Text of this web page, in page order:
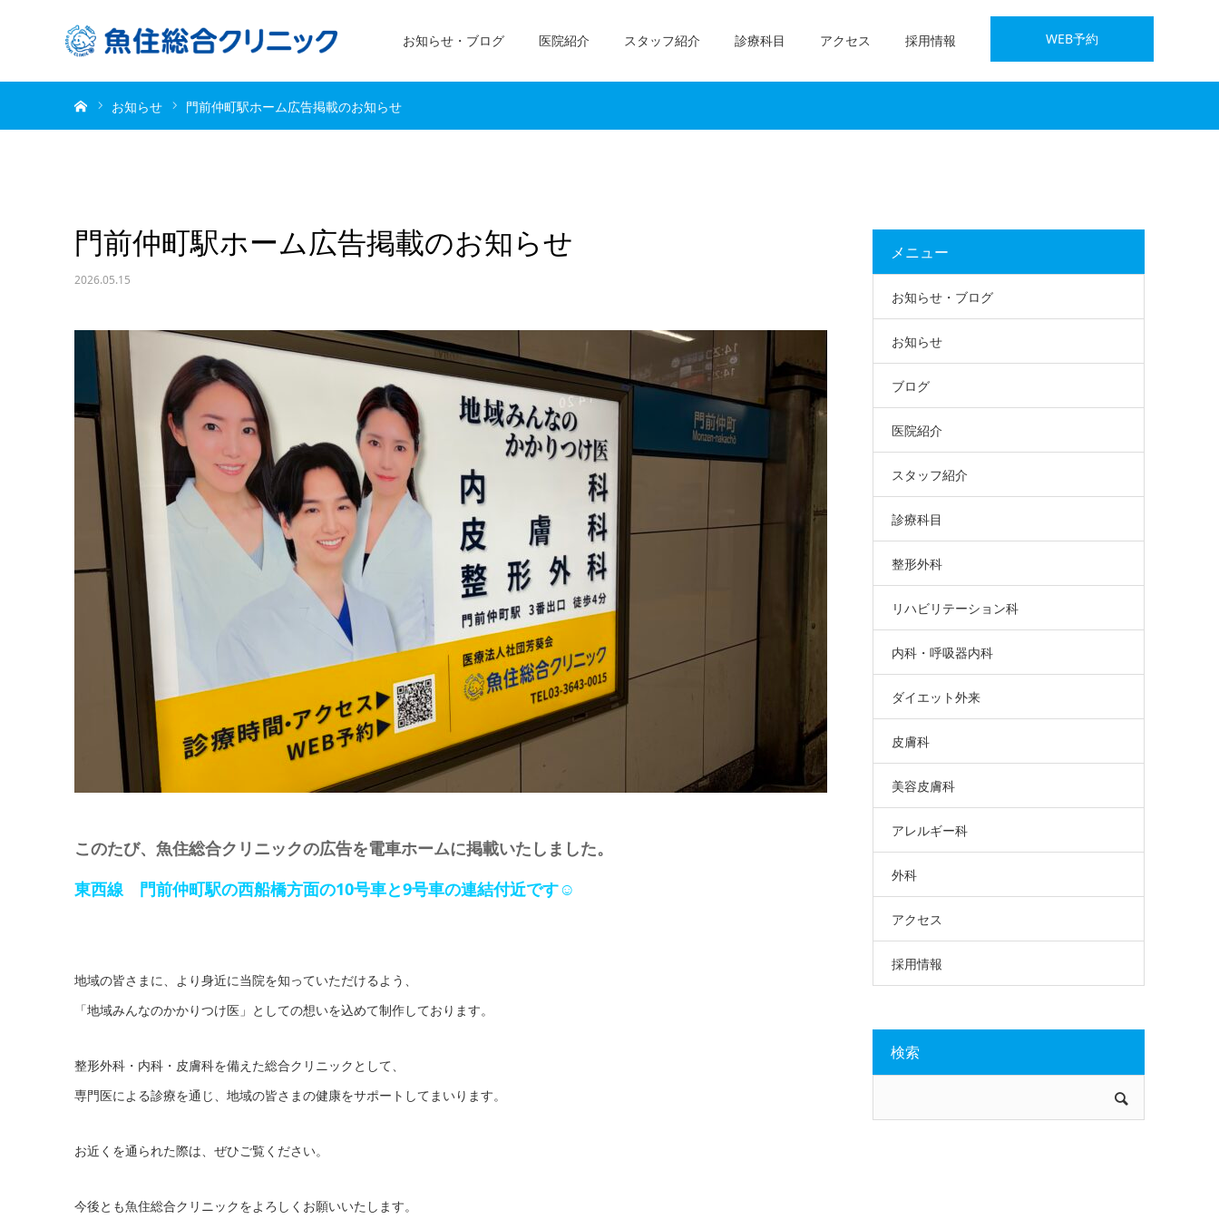
WEB予約
お知らせ・ブログ 医院紹介 スタッフ紹介 診療科目 アクセス 採用情報
お知らせ 門前仲町駅ホーム広告掲載のお知らせ
門前仲町駅ホーム広告掲載のお知らせ
2026.05.15
このたび、魚住総合クリニックの広告を電車ホームに掲載いたしました。
東西線 門前仲町駅の西船橋方面の10号車と9号車の連結付近です☺
地域の皆さまに、より身近に当院を知っていただけるよう、
「地域みんなのかかりつけ医」としての想いを込めて制作しております。
整形外科・内科・皮膚科を備えた総合クリニックとして、
専門医による診療を通じ、地域の皆さまの健康をサポートしてまいります。
お近くを通られた際は、ぜひご覧ください。
今後とも魚住総合クリニックをよろしくお願いいたします。
メニュー
お知らせ・ブログ
お知らせ
ブログ
医院紹介
スタッフ紹介
診療科目
整形外科
リハビリテーション科
内科・呼吸器内科
ダイエット外来
皮膚科
美容皮膚科
アレルギー科
外科
アクセス
採用情報
検索